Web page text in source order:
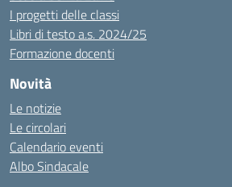
I progetti delle classi
Libri di testo a.s. 2024/25
Formazione docenti
Novità
Le notizie
Le circolari
Calendario eventi
Albo Sindacale